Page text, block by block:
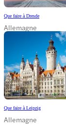
Que faire à Dresde
Allemagne
Que faire à Leipzig
Allemagne